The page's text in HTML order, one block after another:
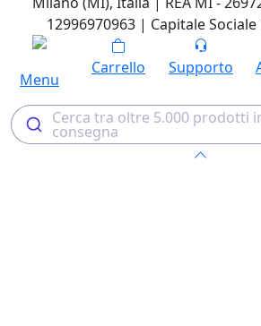
12996970963 | Capitale Sociale
Menu
Carrello Supporto
Cerca tra oltre 5.000 prodotti
consegna